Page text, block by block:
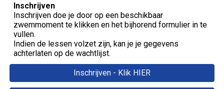
Inschrijven
Inschrijven doe jedoor op een beschikbaar
zwemmoment te klikken en het bijhorend formulier in te
vullen.
Indien de lessen volzet zijn, kan je je gegevens
achterlaten opde wachtlijst.
Inschrijven - Klik HIER